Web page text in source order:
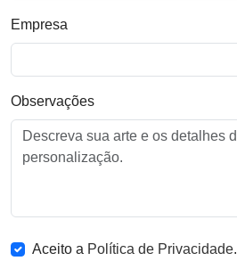
Empresa
Observações
Aceito a Política de Privacidade.